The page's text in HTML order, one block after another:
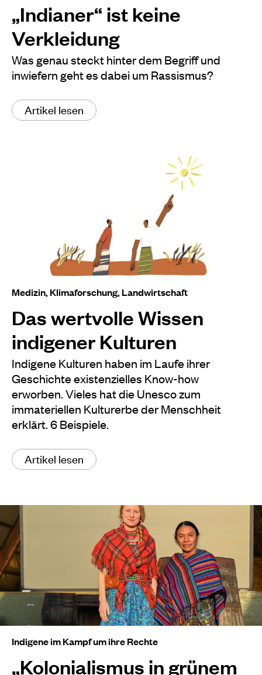
„Indianer“ ist keine
Verkleidung
Was genau steckt hinter dem Begriff und
inwiefern geht es dabei um Rassismus?
Artikel lesen
Medizin, Klimaforschung, Landwirtschaft
Das wertvolle Wissen
indigener Kulturen
Indigene Kulturen haben im Laufe ihrer
Geschichte existenzielles Know-how
erworben. Vieles hat die Unesco zum
immateriellen Kulturerbe der Menschheit
erklärt. 6 Beispiele.
Artikel lesen
Indigene im Kampf um ihre Rechte
„Kolonialismus in grünem